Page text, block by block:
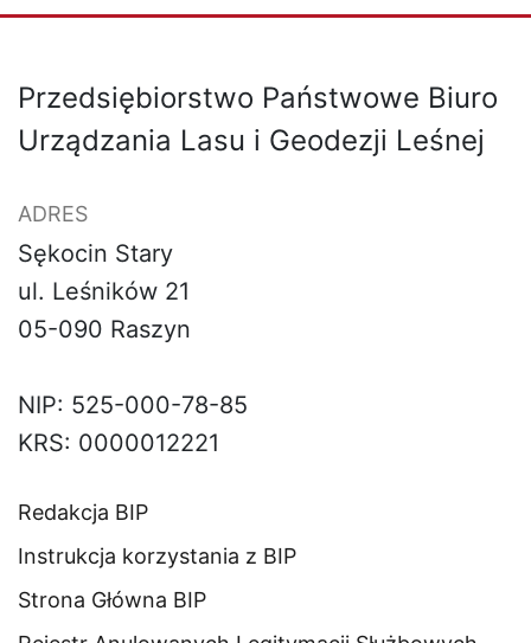
Przedsiębiorstwo Państwowe Biuro
Urządzania Lasu i Geodezji Leśnej
ADRES
Sękocin Stary
ul. Leśników 21
05-090 Raszyn
NIP: 525-000-78-85
KRS: 0000012221
Redakcja BIP
Instrukcja korzystania z BIP
Strona Główna BIP